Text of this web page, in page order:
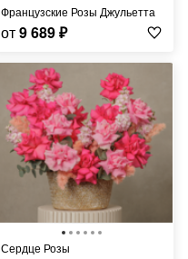
Французские Розы Джульетта
от9 689₽
Сердце Розы